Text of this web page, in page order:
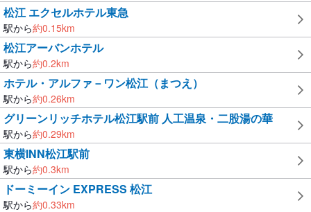
松江 エクセルホテル東急
駅から約0.15km
松江アーバンホテル
駅から約0.2km
ホテル・アルファ－ワン松江（まつえ）
駅から約0.26km
グリーンリッチホテル松江駅前 人工温泉・二股湯の華
駅から約0.29km
東横INN松江駅前
駅から約0.3km
ドーミーイン EXPRESS 松江
駅から約0.33km